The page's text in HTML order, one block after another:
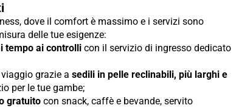
dove il comfort è massimo e i servizi sono
delle tue esigenze:
tempo ai controlli con il servizio di ingresso dedicato
grazie a sedili in pelle reclinabili, più larghi e
per le tue gambe;
gratuito con snack, caffè e bevande, servito